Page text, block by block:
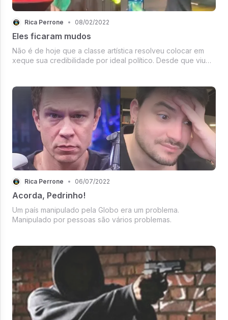
Rica Perrone • 08/02/2022
Eles ficaram mudos
Não é de hoje que a classe artística resolveu colocar em
xeque sua credibilidade por ideal político. Desde que viu
armário e passara...
Rica Perrone • 06/07/2022
Acorda, Pedrinho!
Um país manipulado pela Globo era um problema.
Manipulado por pessoas são vários problemas.